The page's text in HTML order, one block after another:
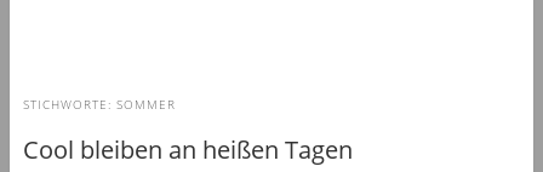
STICHWORTE: SOMMER
Cool bleiben an heißen Tagen